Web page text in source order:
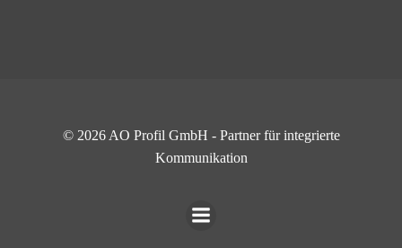
© 2026 AO Profil GmbH - Partner für integrierte
Kommunikation